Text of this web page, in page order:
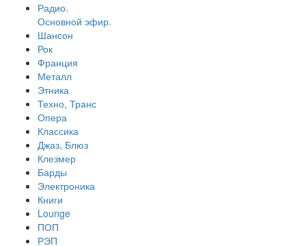
Радио.
Основной эфир.
Шансон
Рок
Франция
Металл
Этника
Техно, Транс
Опера
Классика
Джаз, Блюз
Клезмер
Барды
Электроника
Книги
Lounge
ПОП
РЭП